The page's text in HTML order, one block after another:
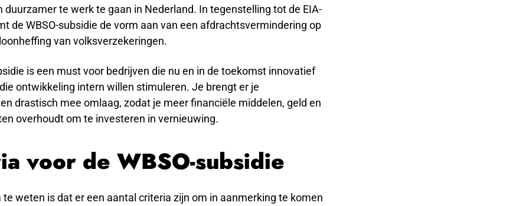
duurzamer te werk te gaan in Nederland. In tegenstelling tot de EIA-
de WBSO-subsidie de vorm aan van een afdrachtsvermindering op
van volksverzekeringen.
is een must voor bedrijven die nu en in de toekomst innovatief
ontwikkeling intern willen stimuleren. Je brengt er je
drastisch mee omlaag, zodat je meer financiële middelen, geld en
overhoudt om te investeren in vernieuwing.
voor de WBSO-subsidie
te weten is dat er een aantal criteria zijn om in aanmerking te komen